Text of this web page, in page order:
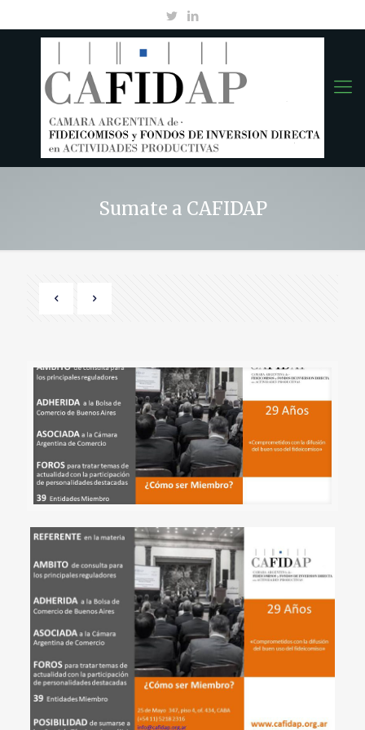
Sumate a CAFIDAP